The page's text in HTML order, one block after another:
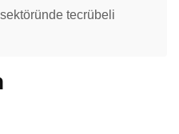
sektöründe tecrübeli